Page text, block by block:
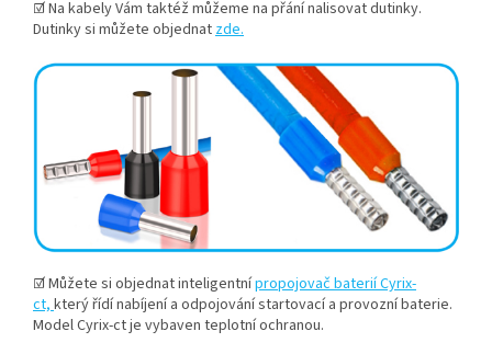
☑ Na kabely Vám taktéž můžeme na přání nalisovat dutinky.
Dutinky si můžete objednatzde.
☑ Můžete si objednat inteligentnípropojovač baterií Cyrix-
ct, který řídí nabíjení a odpojování startovací a provozní baterie.
Model Cyrix-ct je vybaven teplotní ochranou.